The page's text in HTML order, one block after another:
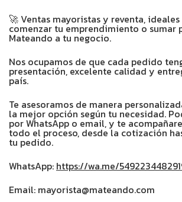
🚀 Ventas mayoristas y reventa,
comenzar tu emprendimiento o sumar
Mateando a tu negocio.
Nos ocupamos de que cada pedido
presentación, excelente calidad y
país.
Te asesoramos de manera
la mejor opción según tu necesidad.
por WhatsApp o email, y te
todo el proceso, desde la cotización
tu pedido.
WhatsApp: https://wa.me/
Email: mayorista@mateando.com